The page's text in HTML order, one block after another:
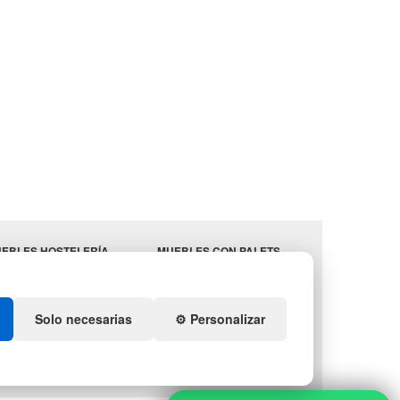
HOSTELERÍA
DE DEPORTES
MUEBLES CON PALETS
Solo necesarias ⚙️ Personalizar